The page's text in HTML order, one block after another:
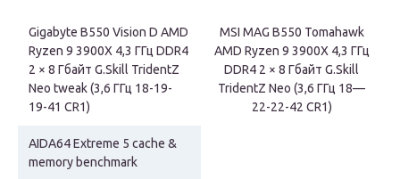
Gigabyte B550 Vision D AMD
Ryzen 9 3900X 4,3 ГГц DDR4
2 × 8 Гбайт G.Skill TridentZ
Neo tweak (3,6 ГГц 18-19-
19-41 CR1)
MSI MAG B550 Tomahawk
AMD Ryzen 9 3900X 4,3 ГГц
DDR4 2 × 8 Гбайт G.Skill
TridentZ Neo (3,6 ГГц 18—
22-22-42 CR1)
AIDA64 Extreme 5 cache &
memory benchmark